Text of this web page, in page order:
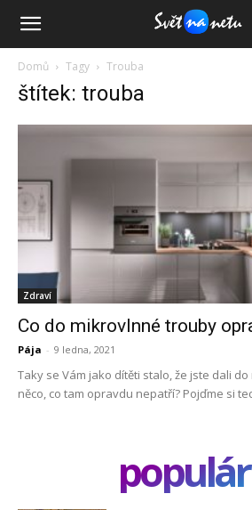
Domů Tagy Trouba
štítek: trouba
Zdraví
Co do mikrovlnné trouby
Pája - 9 ledna, 2021
Taky se Vám jako dítěti stalo, že jste dali
něco, co tam opravdu nepatří? Pojďme si